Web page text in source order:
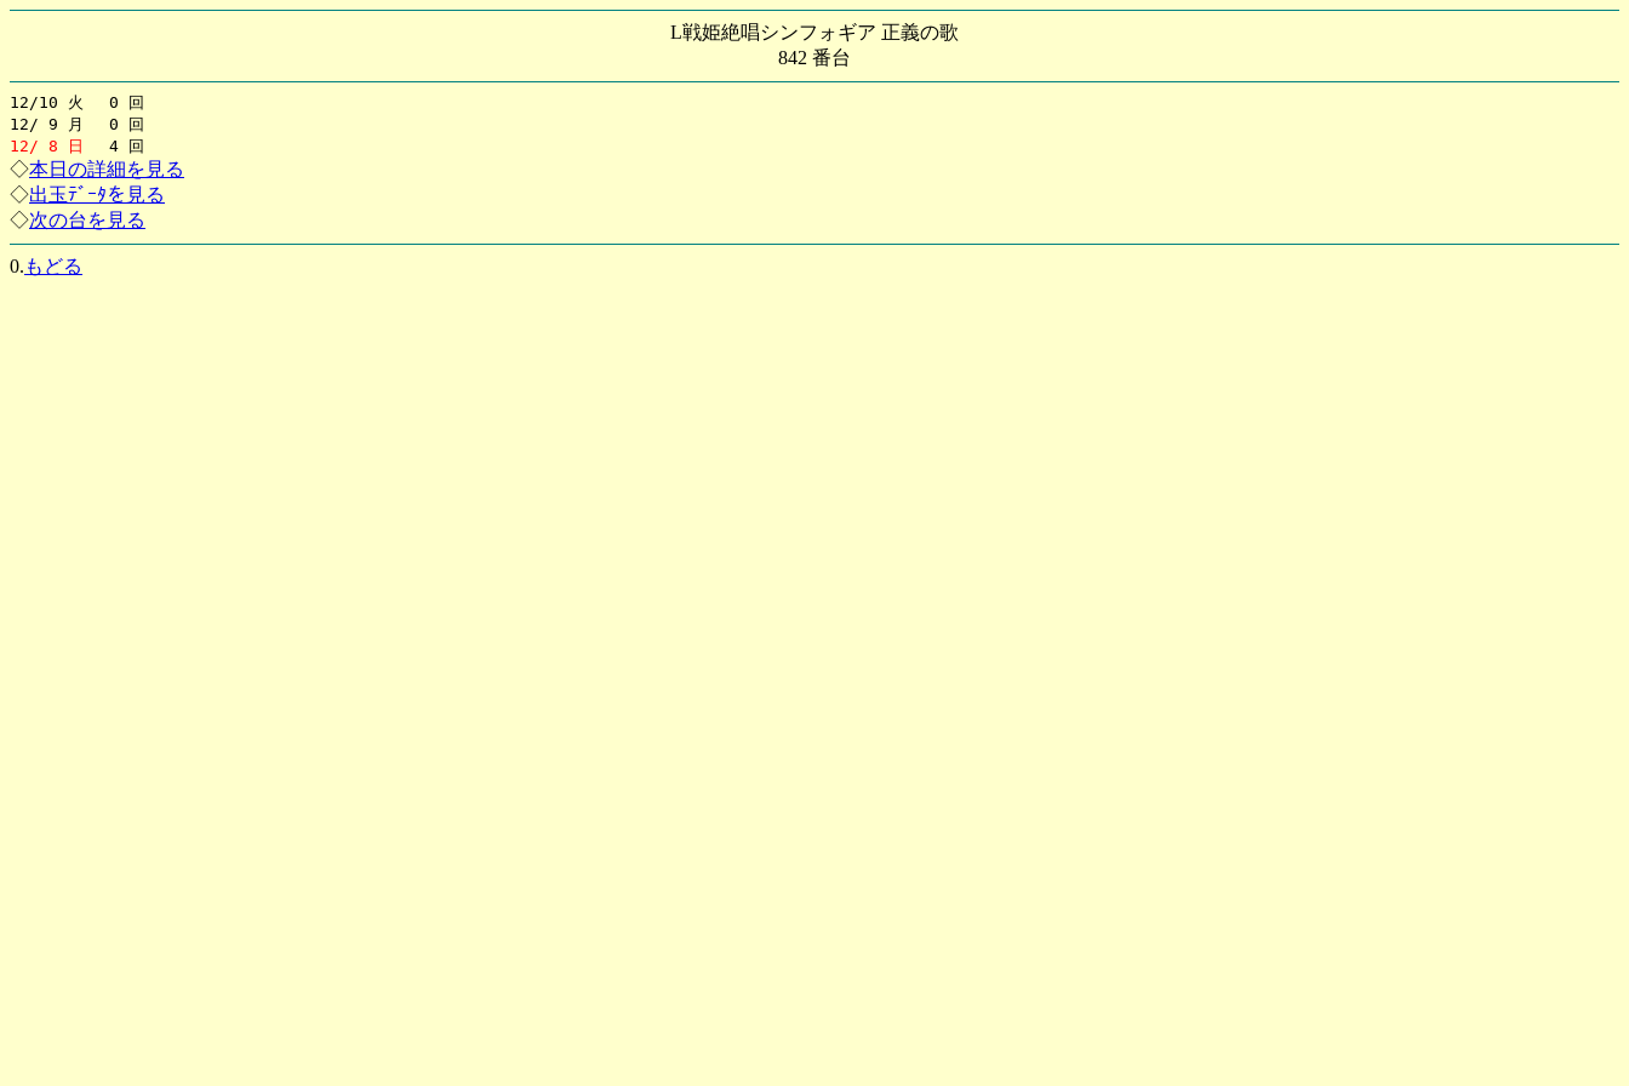
L戦姫絶唱シンフォギア 正義の歌
842 番台
12/10 火 0 回
12/ 9 月 0 回
12/ 8 日
4 回
◇本日の詳細を見る
◇出玉ﾃﾞｰﾀを見る
◇次の台を見る
0. もどる